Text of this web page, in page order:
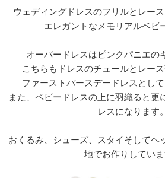
ス
【ドレスリメイク】ミカドサテ
【ドレスリメイク】レースとチュ
ビードレス
ドレス
ウェディングドレスのフリルとレー
エレガントなメモリアルベビ
オーバードレスはピンクパニエの
こちらもドレスのチュールとレース
ファーストバースデードレスとして
また、ベビードレスの上に羽織ると更
レスになります。
おくるみ、シューズ、スタイそしてヘ
地でお作りしていま